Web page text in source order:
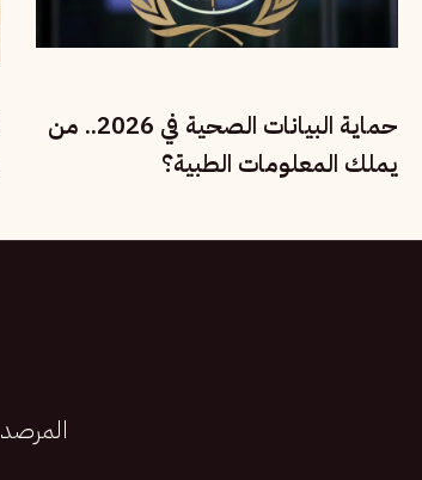
حماية البيانات الصحية في 2026.. من
يملك المعلومات الطبية؟
المرصد